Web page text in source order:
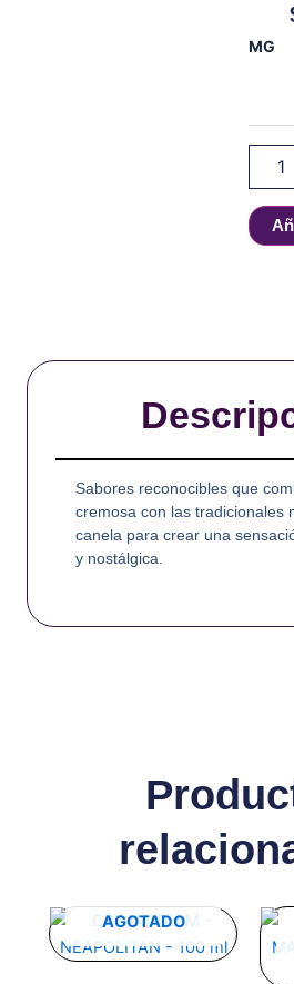
MG
THE
-
100
Sabores reconocibles que
cremosa con las tradicionales
canela para crear una
y nostálgica.
AGOTADO
Este
producto